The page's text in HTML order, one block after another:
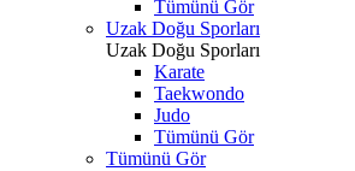
Tümünü Gör
Uzak Doğu Sporları
Uzak Doğu Sporları
Karate
Taekwondo
Judo
Tümünü Gör
Tümünü Gör